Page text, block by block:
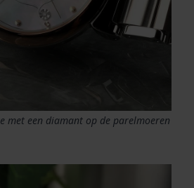
met een diamant op de parelmoeren